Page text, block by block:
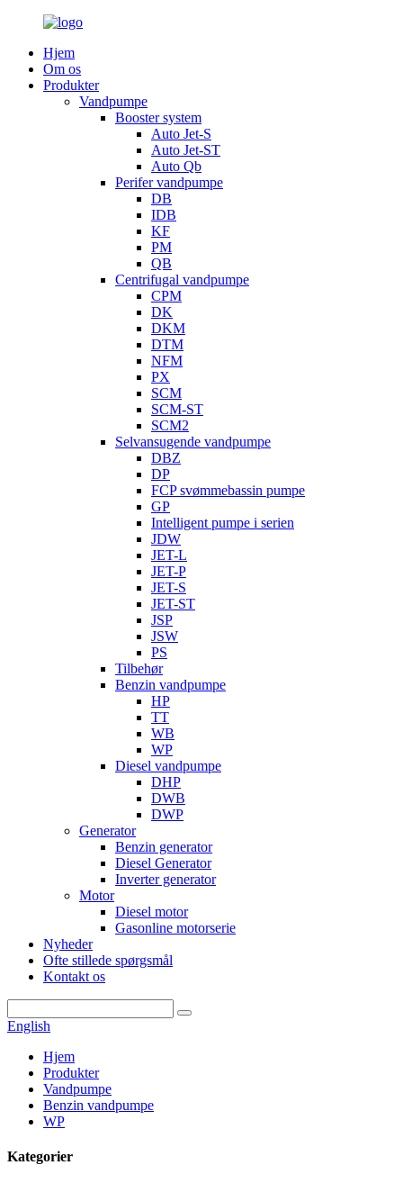
Hjem
Om os
Produkter
Vandpumpe
Booster system
Auto Jet-S
Auto Jet-ST
Auto Qb
Perifer vandpumpe
DB
IDB
KF
PM
QB
Centrifugal vandpumpe
CPM
DK
DKM
DTM
NFM
PX
SCM
SCM-ST
SCM2
Selvansugende vandpumpe
DBZ
DP
FCP svømmebassin pumpe
GP
Intelligent pumpe i serien
JDW
JET-L
JET-P
JET-S
JET-ST
JSP
JSW
PS
Tilbehør
Benzin vandpumpe
HP
TT
WB
WP
Diesel vandpumpe
DHP
DWB
DWP
Generator
Benzin generator
Diesel Generator
Inverter generator
Motor
Diesel motor
Gasonline motorserie
Nyheder
Ofte stillede spørgsmål
Kontakt os
English
Hjem
Produkter
Vandpumpe
Benzin vandpumpe
WP
Kategorier